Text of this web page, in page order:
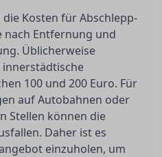
Kosten für Abschlepp-
nach Entfernung und
Üblicherweise
100 und 200 Euro. Für
auf Autobahnen oder
Stellen können die
Daher ist es
einzuholen, um